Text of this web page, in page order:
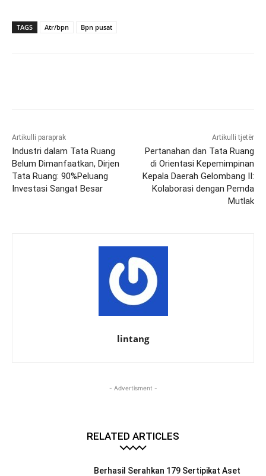
TAGS Atr/bpn Bpn pusat
Artikulli paraprak
Industri dalam Tata Ruang
Belum Dimanfaatkan, Dirjen
Tata Ruang: 90%Peluang
Investasi Sangat Besar
Artikulli tjetër
Pertanahan dan Tata Ruang
di Orientasi Kepemimpinan
Kepala Daerah Gelombang II:
Kolaborasi dengan Pemda
Mutlak
lintang
- Advertisment -
RELATED ARTICLES
Berhasil Serahkan 179 Sertipikat Aset